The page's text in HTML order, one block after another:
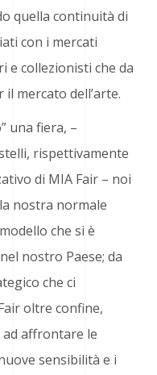
quella continuità di
con i mercati
e collezionisti che da
mercato dell’arte.
una fiera, –
rispettivamente
di MIA Fair – noi
nostra normale
che si è
nostro Paese; da
che ci
oltre confine,
affrontare le
sensibilità e i